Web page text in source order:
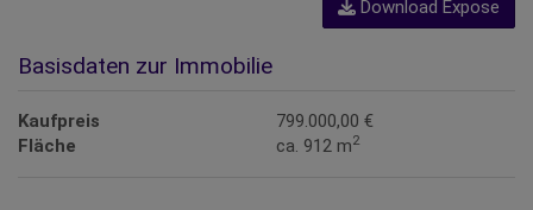
Download Expose
Basisdaten zur Immobilie
Kaufpreis
799.000,00 €
Fläche
ca. 912 m2